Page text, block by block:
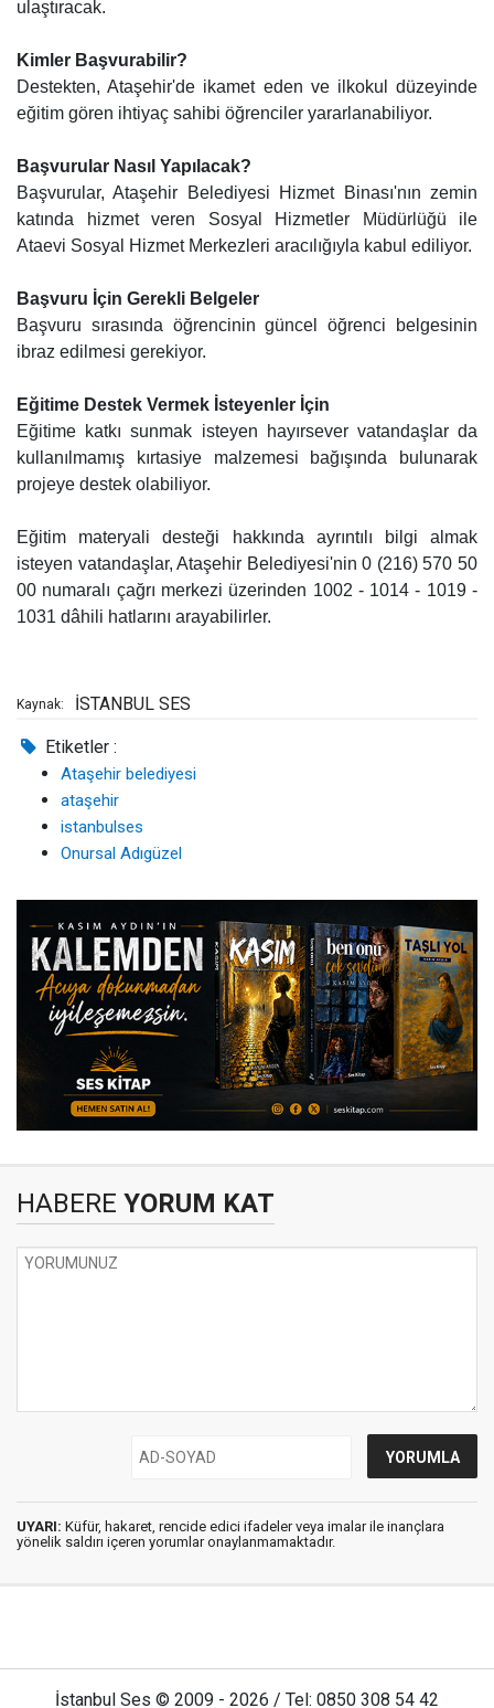
ulaştıracak.
Kimler Başvurabilir?
Destekten, Ataşehir'de ikamet eden ve ilkokul düzeyinde
eğitim gören ihtiyaç sahibi öğrenciler yararlanabiliyor.
Başvurular Nasıl Yapılacak?
Başvurular, Ataşehir Belediyesi Hizmet Binası'nın zemin
katında hizmet veren Sosyal Hizmetler Müdürlüğü ile
Ataevi Sosyal Hizmet Merkezleri aracılığıyla kabul ediliyor.
Başvuru İçin Gerekli Belgeler
Başvuru sırasında öğrencinin güncel öğrenci belgesinin
ibraz edilmesi gerekiyor.
Eğitime Destek Vermek İsteyenler İçin
Eğitime katkı sunmak isteyen hayırsever vatandaşlar da
kullanılmamış kırtasiye malzemesi bağışında bulunarak
projeye destek olabiliyor.
Eğitim materyali desteği hakkında ayrıntılı bilgi almak
isteyen vatandaşlar, Ataşehir Belediyesi'nin 0 (216) 570 50
00 numaralı çağrı merkezi üzerinden 1002 - 1014 - 1019 -
1031 dâhili hatlarını arayabilirler.
Kaynak: İSTANBUL SES
Etiketler :
Ataşehir belediyesi
ataşehir
istanbulses
Onursal Adıgüzel
HABERE YORUM KAT
UYARI: Küfür, hakaret, rencide edici ifadeler veya imalar ile inançlara
yönelik saldırı içeren yorumlar onaylanmamaktadır.
İstanbul Ses © 2009 - 2026 / Tel: 0850 308 54 42